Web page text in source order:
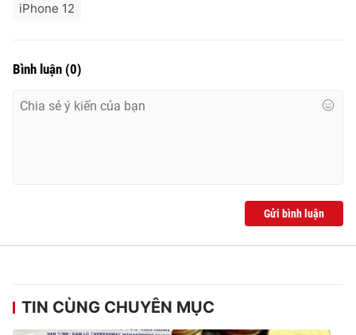
iPhone 12
Bình luận (0)
Gửi bình luận
TIN CÙNG CHUYÊN MỤC